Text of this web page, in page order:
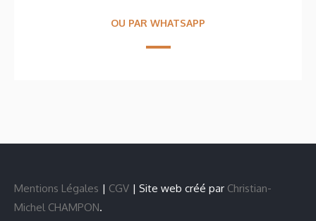
OU PAR WHATSAPP
Mentions Légales | CGV | Site web créé par Christian-
Michel CHAMPON.